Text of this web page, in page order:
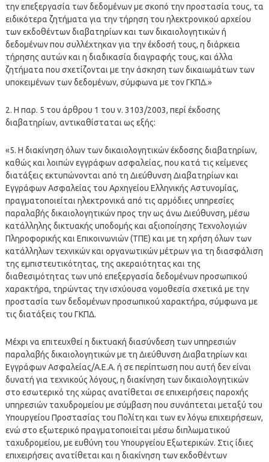
την επεξεργασία των δεδομένων με σκοπό την προστασία τους, τα
ειδικότερα ζητήματα για την τήρηση του ηλεκτρονικού αρχείου
των εκδοθέντων διαβατηρίων και των δικαιολογητικών ή
δεδομένων που συλλέχτηκαν για την έκδοσή τους, η διάρκεια
τήρησης αυτών και η διαδικασία διαγραφής τους, και άλλα
ζητήματα που σχετίζονται με την άσκηση των δικαιωμάτων των
υποκειμένων των δεδομένων, σύμφωνα με τον ΓΚΠΔ.»
2. Η παρ. 5 του άρθρου 1 του ν. 3103/2003, περί έκδοσης
διαβατηρίων, αντικαθίσταται ως εξής:
«5. Η διακίνηση όλων των δικαιολογητικών έκδοσης διαβατηρίων,
καθώς και λοιπών εγγράφων ασφαλείας, που κατά τις κείμενες
διατάξεις εκτυπώνονται από τη Διεύθυνση Διαβατηρίων και
Εγγράφων Ασφαλείας του Αρχηγείου Ελληνικής Αστυνομίας,
πραγματοποιείται ηλεκτρονικά από τις αρμόδιες υπηρεσίες
παραλαβής δικαιολογητικών προς την ως άνω Διεύθυνση, μέσω
κατάλληλης δικτυακής υποδομής και αξιοποίησης Τεχνολογιών
Πληροφορικής και Επικοινωνιών (ΤΠΕ) και με τη χρήση όλων των
κατάλληλων τεχνικών και οργανωτικών μέτρων για τη διασφάλιση
της εμπιστευτικότητας, της ακεραιότητας και της
διαθεσιμότητας των υπό επεξεργασία δεδομένων προσωπικού
χαρακτήρα, τηρώντας την ισχύουσα νομοθεσία σχετικά με την
προστασία των δεδομένων προσωπικού χαρακτήρα, σύμφωνα με
τις διατάξεις του ΓΚΠΔ.
Μέχρι να επιτευχθεί η δικτυακή διασύνδεση των υπηρεσιών
παραλαβής δικαιολογητικών με τη Διεύθυνση Διαβατηρίων και
Εγγράφων Ασφαλείας/Α.Ε.Α. ή σε περίπτωση που αυτή δεν είναι
δυνατή για τεχνικούς λόγους, η διακίνηση των δικαιολογητικών
στο εσωτερικό της χώρας ανατίθεται σε επιχειρήσεις παροχής
υπηρεσιών ταχυδρομείου με σύμβαση που συνάπτεται μεταξύ του
Υπουργείου Προστασίας του Πολίτη και των εν λόγω επιχειρήσεων,
ενώ στο εξωτερικό πραγματοποιείται μέσω διπλωματικού
ταχυδρομείου, με ευθύνη του Υπουργείου Εξωτερικών. Στις ίδιες
επιχειρήσεις ανατίθεται και η διακίνηση των εκδοθέντων